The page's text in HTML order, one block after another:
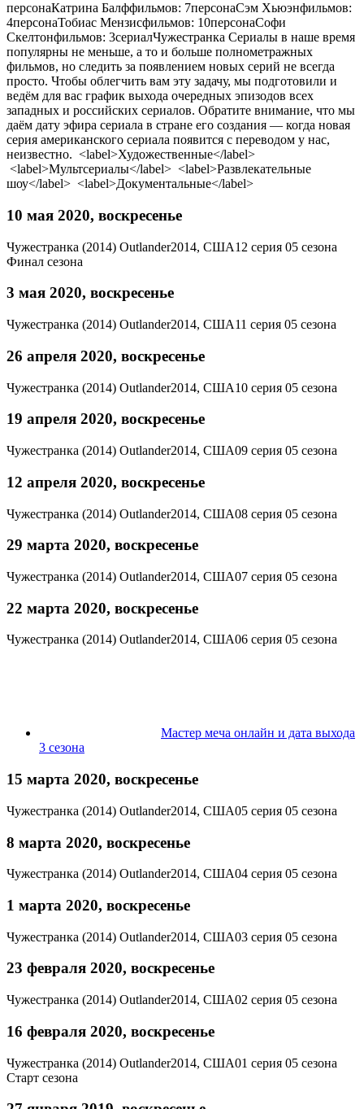
персонаКатрина Балффильмов: 7персонаСэм Хьюэнфильмов:
4персонаТобиас Мензисфильмов: 10персонаСофи
Скелтонфильмов: 3сериалЧужестранка Сериалы в наше время
популярны не меньше, а то и больше полнометражных
фильмов, но следить за появлением новых серий не всегда
просто. Чтобы облегчить вам эту задачу, мы подготовили и
ведём для вас график выхода очередных эпизодов всех
западных и российских сериалов. Обратите внимание, что мы
даём дату эфира сериала в стране его создания — когда новая
серия американского сериала появится с переводом у нас,
неизвестно. <label>Художественные</label>
<label>Мультсериалы</label> <label>Развлекательные
шоу</label> <label>Документальные</label>
10 мая 2020, воскресенье
Чужестранка (2014) Outlander2014, США12 серия 05 сезона
Финал сезона
3 мая 2020, воскресенье
Чужестранка (2014) Outlander2014, США11 серия 05 сезона
26 апреля 2020, воскресенье
Чужестранка (2014) Outlander2014, США10 серия 05 сезона
19 апреля 2020, воскресенье
Чужестранка (2014) Outlander2014, США09 серия 05 сезона
12 апреля 2020, воскресенье
Чужестранка (2014) Outlander2014, США08 серия 05 сезона
29 марта 2020, воскресенье
Чужестранка (2014) Outlander2014, США07 серия 05 сезона
22 марта 2020, воскресенье
Чужестранка (2014) Outlander2014, США06 серия 05 сезона
Мастер меча онлайн и дата выхода
3 сезона
15 марта 2020, воскресенье
Чужестранка (2014) Outlander2014, США05 серия 05 сезона
8 марта 2020, воскресенье
Чужестранка (2014) Outlander2014, США04 серия 05 сезона
1 марта 2020, воскресенье
Чужестранка (2014) Outlander2014, США03 серия 05 сезона
23 февраля 2020, воскресенье
Чужестранка (2014) Outlander2014, США02 серия 05 сезона
16 февраля 2020, воскресенье
Чужестранка (2014) Outlander2014, США01 серия 05 сезона
Старт сезона